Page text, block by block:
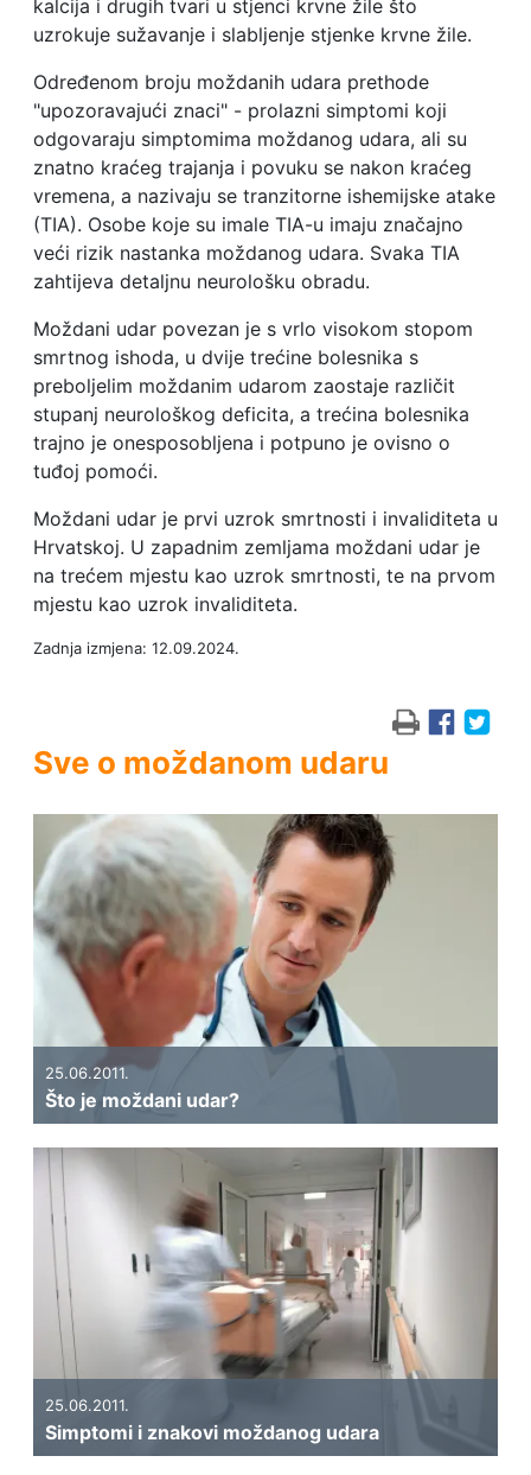
kalcija i drugih tvari u stjenci krvne žile što
uzrokuje sužavanje i slabljenje stjenke krvne žile.
Određenom broju moždanih udara prethode
"upozoravajući znaci" - prolazni simptomi koji
odgovaraju simptomima moždanog udara, ali su
znatno kraćeg trajanja i povuku se nakon kraćeg
vremena, a nazivaju se tranzitorne ishemijske atake
(TIA). Osobe koje su imale TIA-u imaju značajno
veći rizik nastanka moždanog udara. Svaka TIA
zahtijeva detaljnu neurološku obradu.
Moždani udar povezan je s vrlo visokom stopom
smrtnog ishoda, u dvije trećine bolesnika s
preboljelim moždanim udarom zaostaje različit
stupanj neurološkog deficita, a trećina bolesnika
trajno je onesposobljena i potpuno je ovisno o
tuđoj pomoći.
Moždani udar je prvi uzrok smrtnosti i invaliditeta u
Hrvatskoj. U zapadnim zemljama moždani udar je
na trećem mjestu kao uzrok smrtnosti, te na prvom
mjestu kao uzrok invaliditeta.
Zadnja izmjena: 12.09.2024.
Sve o moždanom udaru
25.06.2011.
Što je moždani udar?
25.06.2011.
Simptomi i znakovi moždanog udara